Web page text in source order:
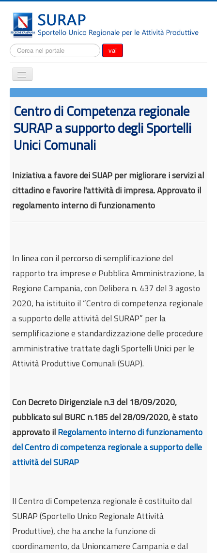
Cerca... vai
Cambia
navigazione
Notizie
Il SURAP
Normativa
Come fare per
Attrazione degli investimenti
Incentivi e agevolazioni
Glossario
Contatti
Sei qui: Home
Notizie
Centro di Competenza regionale SURAP a
supporto degli Sportelli Unici Comunali
Centro di Competenza regionale
SURAP a supporto degli Sportelli
Unici Comunali
Iniziativa a favore dei SUAP per migliorare i servizi al
cittadino e favorire l'attività di impresa.Approvato il
regolamento interno di funzionamento
In linea con il percorso di semplificazione del
rapporto tra imprese e Pubblica Amministrazione, la
Regione Campania, con Delibera n. 437 del 3 agosto
2020, ha istituito il “Centro di competenza regionale
a supporto delle attività del SURAP” per la
semplificazione e standardizzazione delle procedure
amministrative trattate dagli Sportelli Unici per le
Attività Produttive Comunali (SUAP).
Con Decreto Dirigenziale n.3 del 18/09/2020,
pubblicato sul BURC n.185 del 28/09/2020, è stato
approvato ilRegolamento interno di funzionamento
del Centro di competenza regionale a supporto delle
attività del SURAP
Il Centro di Competenza regionale è costituito dal
SURAP (Sportello Unico Regionale Attività
Produttive), che ha anche la funzione di
coordinamento, da Unioncamere Campania e dal